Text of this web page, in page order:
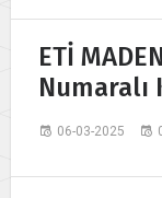
ETİ
06-03-2025